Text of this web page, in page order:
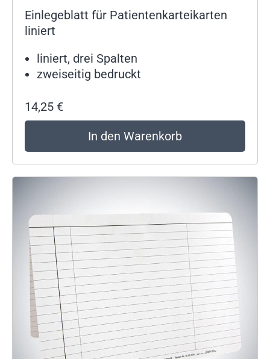
Einlegeblatt für Patientenkarteikarten
liniert
liniert, drei Spalten
zweiseitig bedruckt
14,25 €
In den Warenkorb